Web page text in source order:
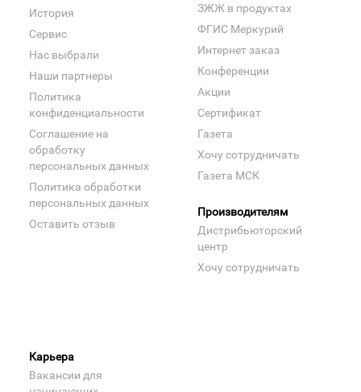
История
Сервис
Нас выбрали
Наши партнеры
Политика
конфиденциальности
Соглашение на
обработку
персональных данных
Политика обработки
персональных данных
Оставить отзыв
ЗЖЖ в продуктах
ФГИС Меркурий
Интернет заказ
Конференции
Акции
Сертификат
Газета
Хочу сотрудничать
Газета МСК
Производителям
Дистрибьюторский
центр
Хочу сотрудничать
Карьера
Вакансии для